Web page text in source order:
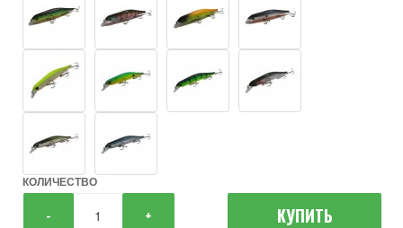
КОЛИЧЕСТВО
- + КУПИТЬ